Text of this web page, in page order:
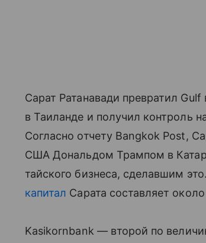
Сарат Ратанавади превратил
в Таиланде и получил контроль
Согласно отчету Bangkok Post,
США Дональдом Трампом в
тайского бизнеса, сделавшим
капитал Сарата составляет
Kasikornbank — второй по